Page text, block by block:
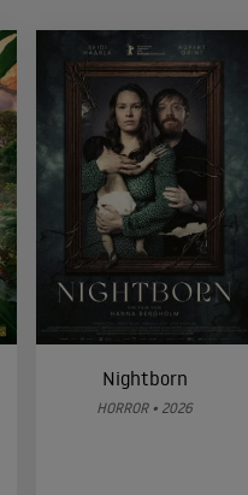
Nightborn
HORROR • 2026